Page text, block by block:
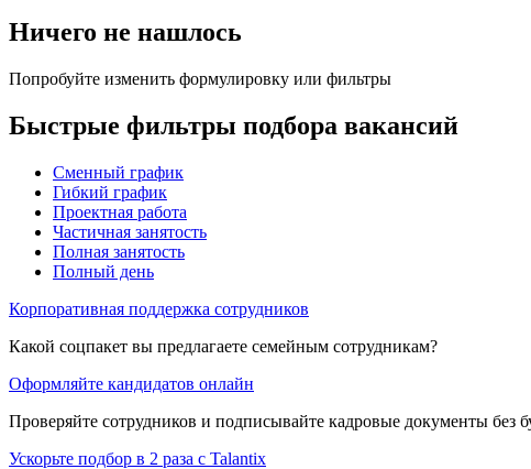
Ничего не нашлось
Попробуйте изменить формулировку или фильтры
Быстрые фильтры подбора вакансий
Сменный график
Гибкий график
Проектная работа
Частичная занятость
Полная занятость
Полный день
Корпоративная поддержка сотрудников
Какой соцпакет вы предлагаете семейным сотрудникам?
Оформляйте кандидатов онлайн
Проверяйте сотрудников и подписывайте кадровые документы без
Ускорьте подбор в 2 раза с Talantix